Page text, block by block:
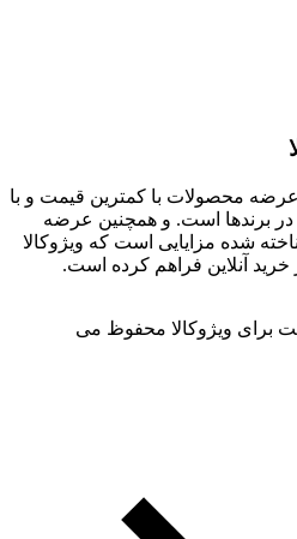
عرضه محصولات با کمترین قیمت و با
در برندها است. و همچنین عرضه
شده مزایایی است که ویژوکالا
آنلاین فراهم کرده است.
برای ویژوکالا محفوظ می